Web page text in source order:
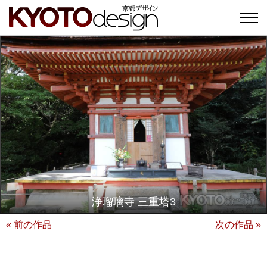
浄瑠璃寺 三重塔3
« 前の作品 次の作品 »